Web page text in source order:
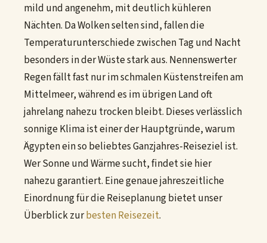
mild und angenehm, mit deutlich kühleren
Nächten. Da Wolken selten sind, fallen die
Temperaturunterschiede zwischen Tag und Nacht
besonders in der Wüste stark aus. Nennenswerter
Regen fällt fast nur im schmalen Küstenstreifen am
Mittelmeer, während es im übrigen Land oft
jahrelang nahezu trocken bleibt. Dieses verlässlich
sonnige Klima ist einer der Hauptgründe, warum
Ägypten ein so beliebtes Ganzjahres-Reiseziel ist.
Wer Sonne und Wärme sucht, findet sie hier
nahezu garantiert. Eine genaue jahreszeitliche
Einordnung für die Reiseplanung bietet unser
Überblick zurbesten Reisezeit.